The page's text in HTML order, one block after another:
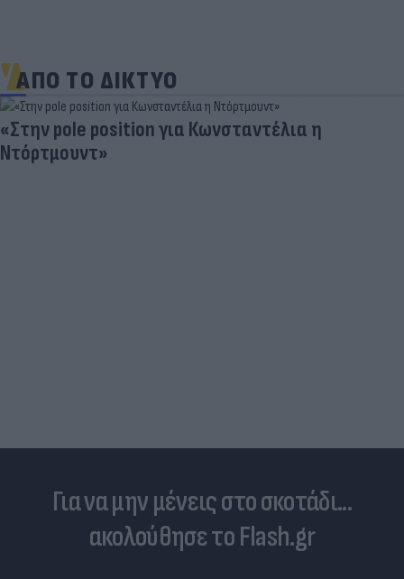
ΑΠΟ ΤΟ ΔΙΚΤΥΟ
για Κωνσταντέλια η
Για να μην μένεις στο σκοτάδι...
ακολούθησε το Flash.gr